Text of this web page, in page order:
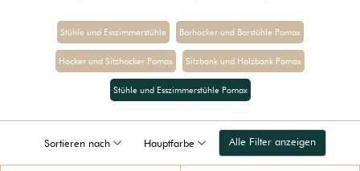
Stühle und Esszimmerstühle Barhocker und Barstühle Pomax
Hocker und Sitzhocker Pomax Sitzbank und Holzbank Pomax
Stühle und Esszimmerstühle Pomax
Sortieren nach Hauptfarbe Alle Filter anzeigen